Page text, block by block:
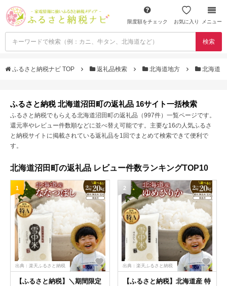
限度額をチェック お気に入り メニュー
検索
ふるさと納税ナビ TOP 返礼品検索 北海道地方 北海道
ふるさと納税 北海道沼田町の返礼品 16サイト一括検索
ふるさと納税でもらえる北海道沼田町の返礼品（997件）一覧ページです。
還元率やレビュー件数順などに並べ替え可能です。主要な16の人気ふるさ
と納税サイトに掲載されている返礼品を1回でまとめて検索できて便利で
す。
北海道沼田町の返礼品 レビュー件数ランキングTOP10
1
出典：楽天ふるさと納税
【ふるさと納税】＼期間限定
2
出典：楽天ふるさと納税
【ふるさと納税】北海道産 特